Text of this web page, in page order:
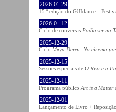
2026-01-29
15.ª edição do GUIdance –
2026-01-12
Ciclo de conversas Podia ser na
2025-12-29
Ciclo Maya Deren: No cinema
2025-12-15
Sessões especiais de O Riso e a
2025-12-11
Programa público Art is a Matter
2025-12-01
Lançamento de Livro +